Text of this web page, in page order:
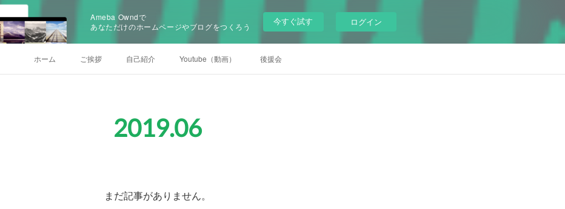
Ameba Owndで
あなただけのホームページやブログをつくろう
今すぐ試す ログイン
ホーム ご挨拶 自己紹介 Youtube（動画） 後援会
2019.06
まだ記事がありません。